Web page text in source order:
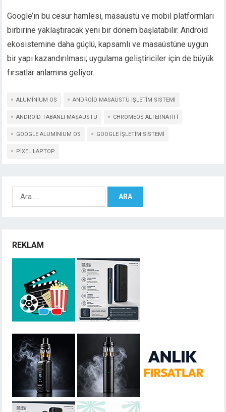
Google’ın bu cesur hamlesi, masaüstü ve mobil platformları
birbirine yaklaştıracak yeni bir dönem başlatabilir. Android
ekosistemine daha güçlü, kapsamlı ve masaüstüne uygun
bir yapı kazandırılması; uygulama geliştiriciler için de büyük
fırsatlar anlamına geliyor.
ALUMINIUM OS ANDROID MASAÜSTÜ IŞLETIM SISTEMI
ANDROID TABANLI MASAÜSTÜ CHROMEOS ALTERNATIFI
GOOGLE ALUMINIUM OS GOOGLE IŞLETIM SISTEMI
PIXEL LAPTOP
Arama:
REKLAM